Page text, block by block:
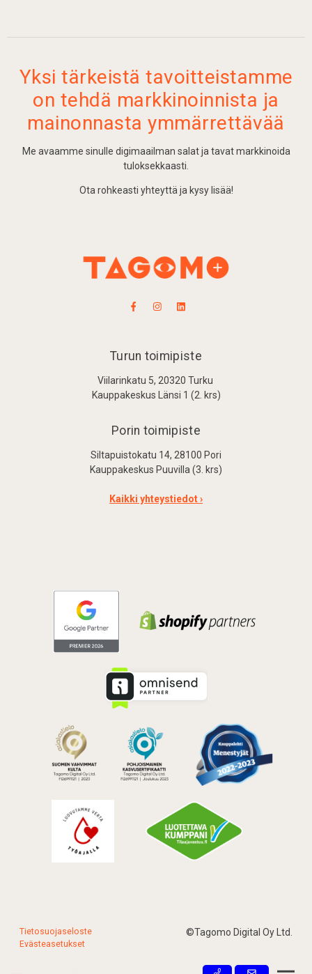
Yksi tärkeistä tavoitteistamme
on tehdä markkinoinnista ja
mainonnasta ymmärrettävää
Me avaamme sinulle digimaailman salat ja tavat markkinoida
tuloksekkaasti.
Ota rohkeasti yhteyttä ja kysy lisää!
Turun toimipiste
Viilarinkatu 5, 20320 Turku
Kauppakeskus Länsi 1 (2. krs)
Porin toimipiste
Siltapuistokatu 14, 28100 Pori
Kauppakeskus Puuvilla (3. krs)
Kaikki yhteystiedot ›
Tietosuojaseloste
Evästeasetukset
©Tagomo Digital Oy Ltd.